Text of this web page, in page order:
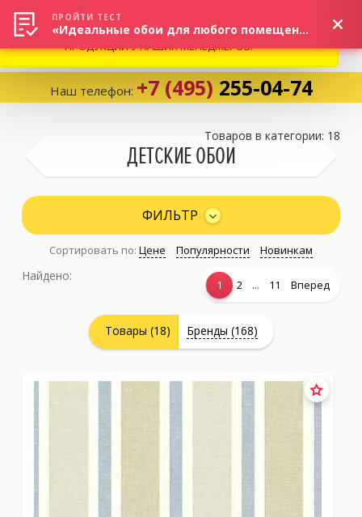
Избранное:0 товаров
Каталог
Личный кабинет
Заказать обратный звонок
Наш телефон: +7 (495) 255-04-74
ДЕТСКИЕ ОБОИ
Товаров в категории: 18
ФИЛЬТР
Сортировать по: Цене Популярности Новинкам
1 2 ... 11 Вперед
Найдено:
Товары (18) Бренды (168)
ВНИМАНИЕ! В СВЯЗИ С СИТУАЦИЕЙ НА РЫНКЕ, ПРОСИМ
УТОЧНЯТЬ АКТУАЛЬНУЮ СТОИМОСТЬ И НАЛИЧИЕ
ПРОДУКЦИИ У НАШИХ МЕНЕДЖЕРОВ.
ПРОЙТИ ТЕСТ
«Идеальные обои для любого помещения!»